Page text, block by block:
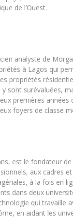
de l’Ouest.
analyste de
à Lagos qui
propriétés
sont surévaluées,
premières années
foyers de classe
est le fondateur de
aux cadres
à la fois en
dans deux
qui travaille
en aidant les